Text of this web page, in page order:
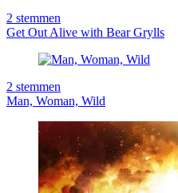
2 stemmen
Get Out Alive with Bear Grylls
2 stemmen
Man, Woman, Wild